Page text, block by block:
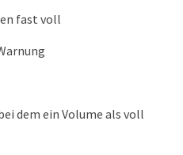
fast voll
dem ein Volume als voll